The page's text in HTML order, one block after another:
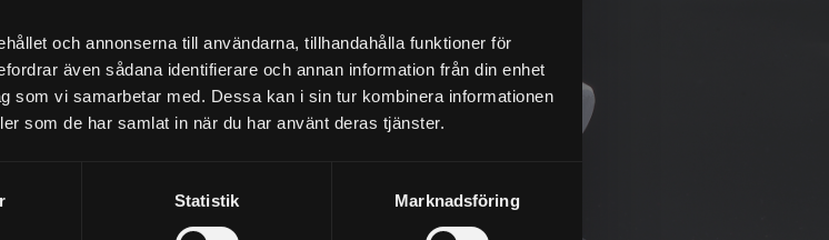
och annonserna till användarna, tillhandahålla funktioner för
även sådana identifierare och annan information från din enhet
som vi samarbetar med. Dessa kan i sin tur kombinera informationen
som de har samlat in när du har använt deras tjänster.
Statistik Marknadsföring
PRENUMERERA
behandlas i enlighet med vår integritetspolicy.